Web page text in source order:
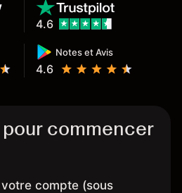
Notes et Avis
4.6
4.6
commencer
votre compte (sous